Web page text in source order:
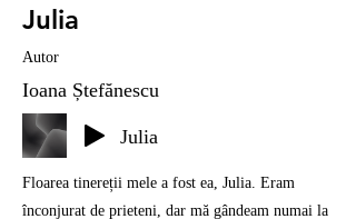
Julia
Autor
Ioana Ștefănescu
Julia
Floarea tinereții mele a fost ea, Julia. Eram
înconjurat de prieteni, dar mă gândeam numai la